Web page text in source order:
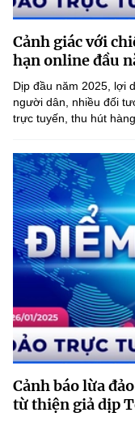
Năng lượng
Nhiệm vụ trọng tâm
Chọn ngôn ngữ
BỘ KHOA
MINISTRY OF
Điều khoản sử dụng
Cơ quan chủ quản:
Chịu trách nhiệm nội
Giám đốc Trung tâm
Liên hệ
Địa chỉ: Ban Biên tập
Điện thoại: 024 3936
Email:
stc@mst.gov.vn
©2026 Bản quyền
(Ghi rõ nguồn "https://
Cảnh giác với
hạn online đầu
Dịp đầu năm 2025, lợi
người dân, nhiều đối
trực tuyến, thu hút
Cảnh báo lừa
từ thiện giả dịp